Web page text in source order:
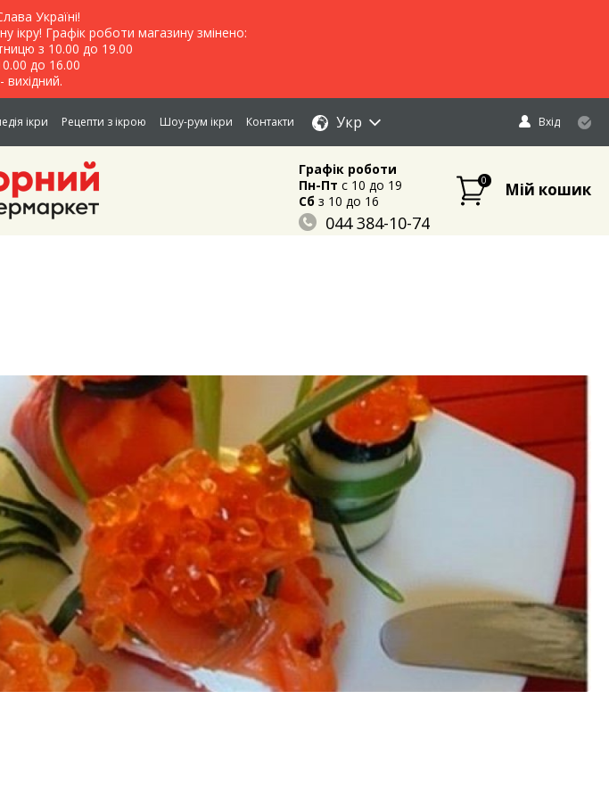
Україні!
Графік роботи магазину змінено:
з 10.00 до 19.00
до 16.00
вихідний.
ікри Рецепти з ікрою Шоу-рум ікри Контакти Укр Вхід
Графік роботи
Пн-Пт c 10 до 19
Сбз 10 до 16
044 384-10-74
0 Мій кошик